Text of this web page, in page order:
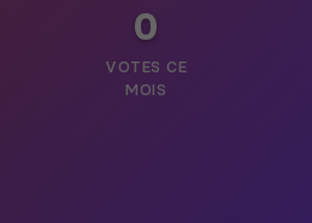
0
VOTES CE
MOIS